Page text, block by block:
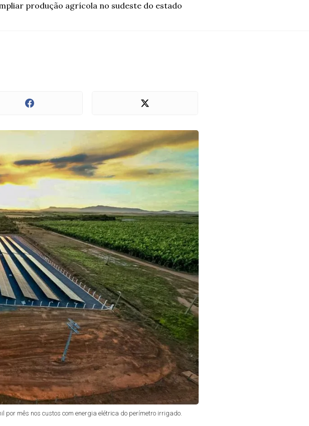
produção agrícola no sudeste do estado
por mês nos custos com energia elétrica do perímetro irrigado.